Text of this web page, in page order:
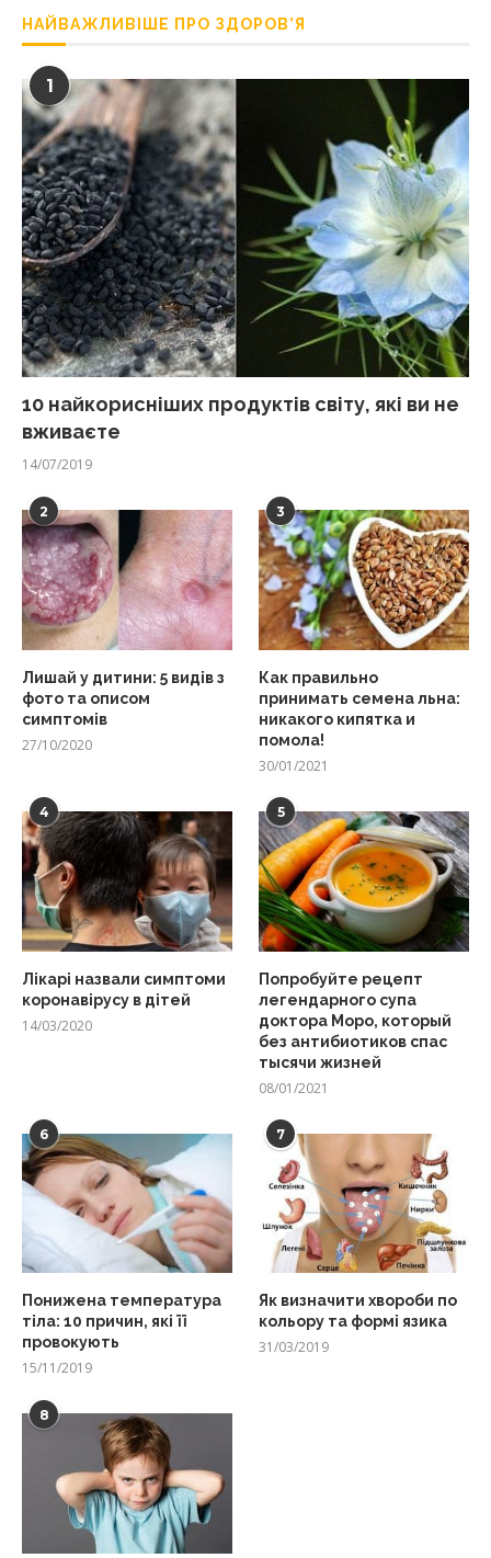
НАЙВАЖЛИВІШЕ ПРО ЗДОРОВ’Я
1
10 найкорисніших продуктів світу, які ви не
вживаєте
14/07/2019
2
Лишай у дитини: 5 видів з
фото та описом
симптомів
27/10/2020
3
Как правильно
принимать семена льна:
никакого кипятка и
помола!
30/01/2021
4
Лікарі назвали симптоми
коронавірусу в дітей
14/03/2020
5
Попробуйте рецепт
легендарного супа
доктора Моро, который
без антибиотиков спас
тысячи жизней
08/01/2021
6
Понижена температура
тіла: 10 причин, які її
провокують
15/11/2019
7
Як визначити хвороби по
кольору та формі язика
31/03/2019
8